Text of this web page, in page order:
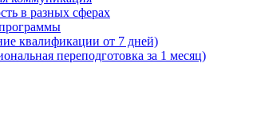
в разных сферах
квалификации от 7 дней)
переподготовка за 1 месяц)